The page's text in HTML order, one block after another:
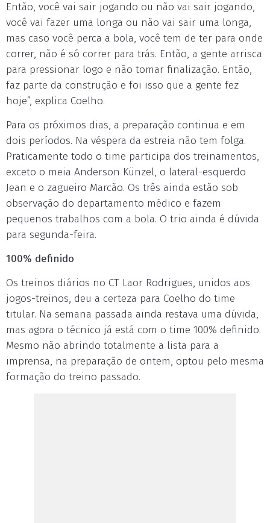
Então, você vai sair jogando ou não vai sair jogando,
você vai fazer uma longa ou não vai sair uma longa,
mas caso você perca a bola, você tem de ter para onde
correr, não é só correr para trás. Então, a gente arrisca
para pressionar logo e não tomar finalização. Então,
faz parte da construção e foi isso que a gente fez
hoje”, explica Coelho.
Para os próximos dias, a preparação continua e em
dois períodos. Na véspera da estreia não tem folga.
Praticamente todo o time participa dos treinamentos,
exceto o meia Anderson Künzel, o lateral-esquerdo
Jean e o zagueiro Marcão. Os três ainda estão sob
observação do departamento médico e fazem
pequenos trabalhos com a bola. O trio ainda é dúvida
para segunda-feira.
100% definido
Os treinos diários no CT Laor Rodrigues, unidos aos
jogos-treinos, deu a certeza para Coelho do time
titular. Na semana passada ainda restava uma dúvida,
mas agora o técnico já está com o time 100% definido.
Mesmo não abrindo totalmente a lista para a
imprensa, na preparação de ontem, optou pelo mesma
formação do treino passado.